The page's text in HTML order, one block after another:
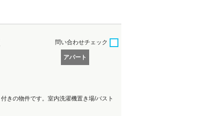
アパート
問い合わせチェック
きの物件です。室内洗濯機置き場/バスト